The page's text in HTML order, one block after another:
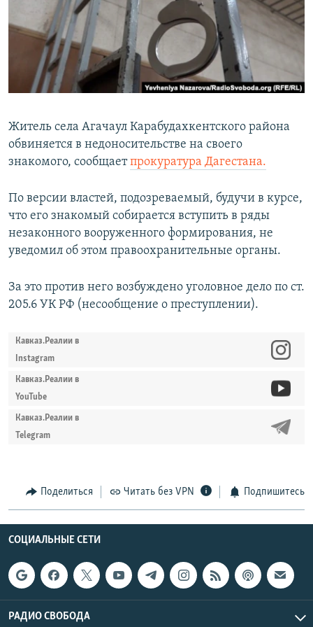
РАСПИСАНИЕ ВЕЩАНИЯ
ПОДПИШИТЕСЬ НА РАССЫЛКУ
СОЦИАЛЬНЫЕ СЕТИ
Все сайты РСЕ/РС
Житель села Агачаул Карабудахкентского района
обвиняется в недоносительстве на своего
знакомого, сообщаетпрокуратура Дагестана.
По версии властей, подозреваемый, будучи в курсе,
что его знакомый собирается вступить в ряды
незаконного вооруженного формирования, не
уведомил об этом правоохранительные органы.
За это против него возбуждено уголовное дело по ст.
205.6 УК РФ (несообщение о преступлении).
Кавказ.Реалии в
Instagram
Кавказ.Реалии в
YouTube
Кавказ.Реалии в
Telegram
Поделиться Читать без VPN Подпишитесь
СОЦИАЛЬНЫЕ СЕТИ
РАДИО СВОБОДА